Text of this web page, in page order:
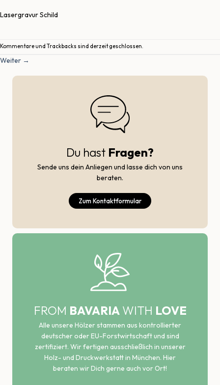
Lasergravur Schild
Kommentare und Trackbacks sind derzeit geschlossen.
Weiter →
Du hast Fragen?
Sende uns dein Anliegen und lasse dich von uns
beraten.
Zum Kontaktformular
FROM BAVARIAWITH LOVE
Alle unsere Hölzer stammen aus kontrollierter
deutscher oder EU-Forstwirtschaft und sind
zertifiziert. Wir fertigen ausschließlich in unserer
Holz- und Druckwerkstatt in München. Hier
beraten wir Dich gerne auch vor Ort!